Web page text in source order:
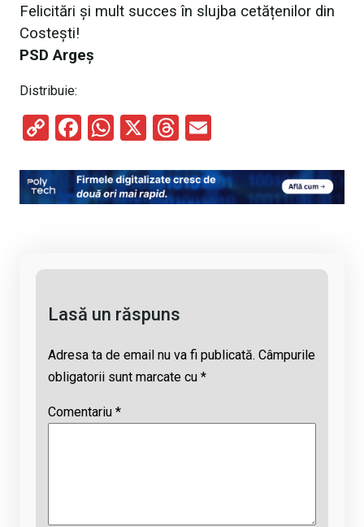
Felicitări și mult succes în slujba cetățenilor din
Costești!
PSD Argeș
Distribuie:
C
py
Li
F
ce
b
W
at
s
X
T
e
a
ail
Lasă un răspuns
Adresa ta de email nu va fi publicată. Câmpurile
obligatorii sunt marcate cu *
Comentariu *